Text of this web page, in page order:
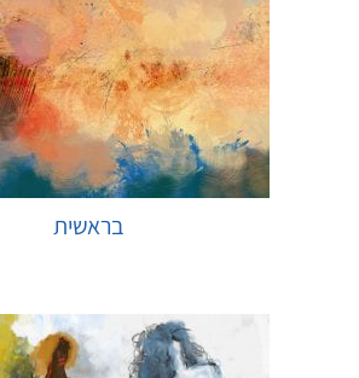
בראשית